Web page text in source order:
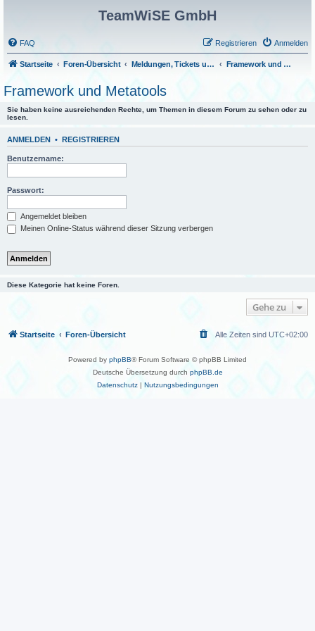
TeamWiSE GmbH
FAQ Anmelden
Registrieren
Startseite Foren-Übersicht Meldungen, Tickets und Fragen Framework und Metatools
Framework und Metatools
Sie haben keine ausreichenden Rechte, um Themen in diesem Forum zu sehen oder zu
lesen.
ANMELDEN • REGISTRIEREN
Benutzername:
Passwort:
Angemeldet bleiben
Meinen Online-Status während dieser Sitzung verbergen
Diese Kategorie hat keine Foren.
Gehe zu
Startseite Foren-Übersicht Alle Zeiten sind UTC+02:00
Powered by phpBB® Forum Software © phpBB Limited
Deutsche Übersetzung durch phpBB.de
Datenschutz| Nutzungsbedingungen